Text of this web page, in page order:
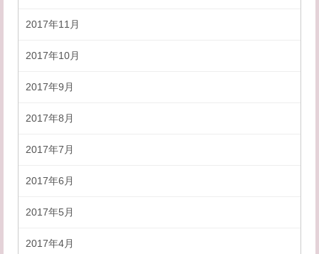
2017年11月
2017年10月
2017年9月
2017年8月
2017年7月
2017年6月
2017年5月
2017年4月